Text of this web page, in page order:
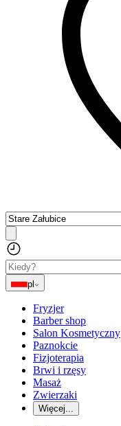
pl
Fryzjer
Barber shop
Salon Kosmetyczny
Paznokcie
Fizjoterapia
Brwi i rzęsy
Masaż
Zwierzaki
Więcej...